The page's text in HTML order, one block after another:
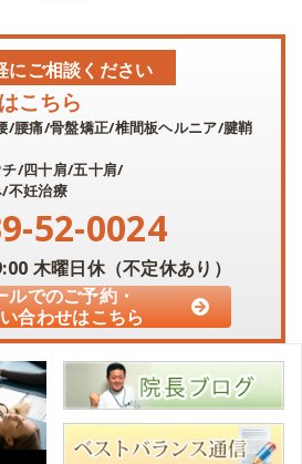
にご相談ください
こちら
/腰痛/骨盤矯正/椎間板ヘルニア/腱鞘
/四十肩/五十肩/
不妊治療
52-0024
木曜日休（不定休あり）
ルでのご予約・
合わせはこちら